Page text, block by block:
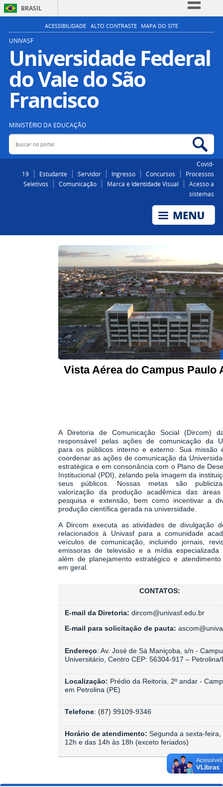
BRASIL
Simplifique!
Participe
Acesso à informação
Legislação
ACESSIBILIDADE ALTO CONTRASTE MAPA DO SITE
UNIVASF
Universidade Federal
do Vale do São
Francisco
MINISTÉRIO DA EDUCAÇÃO
Buscar no portal
Covid-
19
Estudante Servidor Ingresso Concursos
Processos
Seletivos
Comunicação Marca e Identidade Visual
Acesso a
sistemas
Vista Aérea do Campus Paulo
A Diretoria de Comunicação Social (Dircom)
responsável pelas ações de comunicação da
para os públicos interno e externo. Sua missão
coordenar as ações de comunicação da
estratégica e em consonância com o Plano de
Institucional (PDI), zelando pela imagem da
seus públicos. Nossas metas são
valorização
da produção acadêmica das
pesquisa e extensão, bem como incentivara
produção científica gerada na universidade.
A Dircom executa as atividades de divulgação
relacionados à Univasf para a comunidade
veículos de comunicação, incluindo jornais,
emissoras de televisão e a mídia especializada
além de planejamento estratégico e
em geral.
CONTATOS:
E-mail da Diretoria: dircom@univasf.edu.br
E-mail para solicitação de pauta:
Endereço: Av. José de Sá Maniçoba, s/n -
Universitário, Centro CEP: 56304-917 – Petrolina/
Localização: Prédio da Reitoria, 2º andar -
em Petrolina (PE)
Telefone: (87) 99109-9346
Horário de atendimento: Segunda a sexta-feira,
12h e das 14h às 18h (exceto feriados)